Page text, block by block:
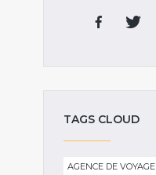
TAGS CLOUD
AGENCE DE VOYAGE